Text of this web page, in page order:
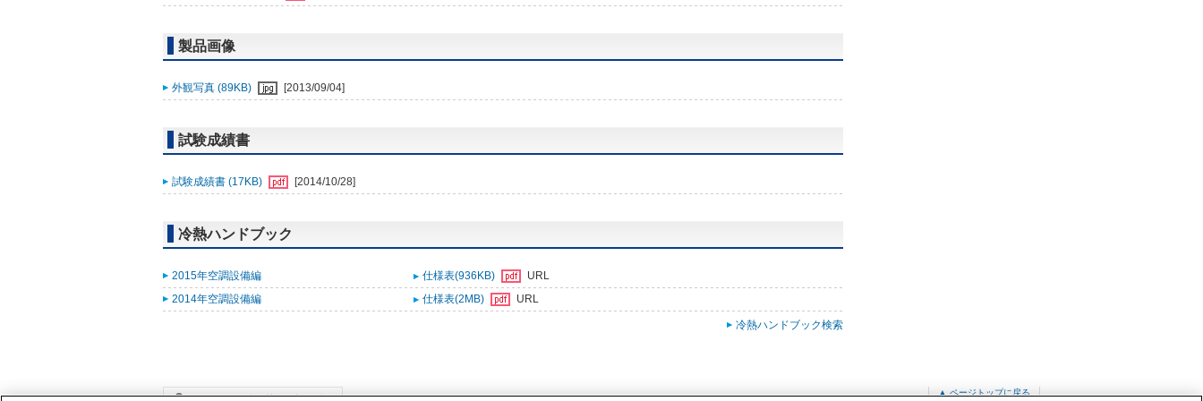
製品画像
外観写真 (89KB) [2013/09/04]
試験成績書
試験成績書 (17KB) [2014/10/28]
冷熱ハンドブック
2015年空調設備編 仕様表(936KB)
URL
2014年空調設備編
仕様表(2MB) URL
冷熱ハンドブック検索
▲ ページトップに戻る